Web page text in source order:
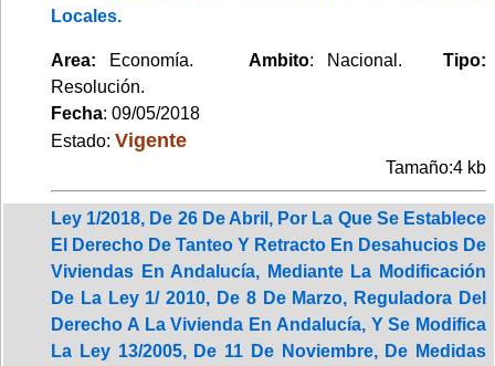
Locales.
Area: Economía. Ambito: Nacional.Tipo:
Resolución.
Fecha: 09/05/2018
Estado: Vigente
Tamaño:4 kb
Ley 1/2018, De 26 De Abril, Por La Que Se Establece
El Derecho De Tanteo Y Retracto En Desahucios De
Viviendas En Andalucía, Mediante La Modificación
De La Ley 1/ 2010, De 8 De Marzo, Reguladora Del
Derecho A La Vivienda En Andalucía, Y Se Modifica
La Ley 13/2005, De 11 De Noviembre, De Medidas